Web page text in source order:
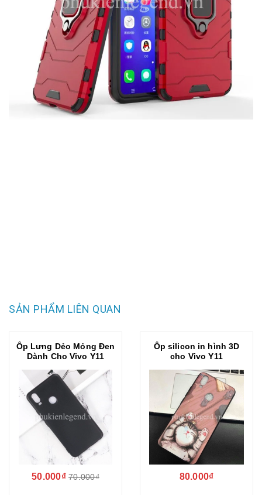
SẢN PHẨM LIÊN QUAN
Ốp Lưng Dẻo Mỏng Đen
Dành Cho Vivo Y11
50.000₫ 70.000₫
Ốp silicon in hình 3D
cho Vivo Y11
80.000₫